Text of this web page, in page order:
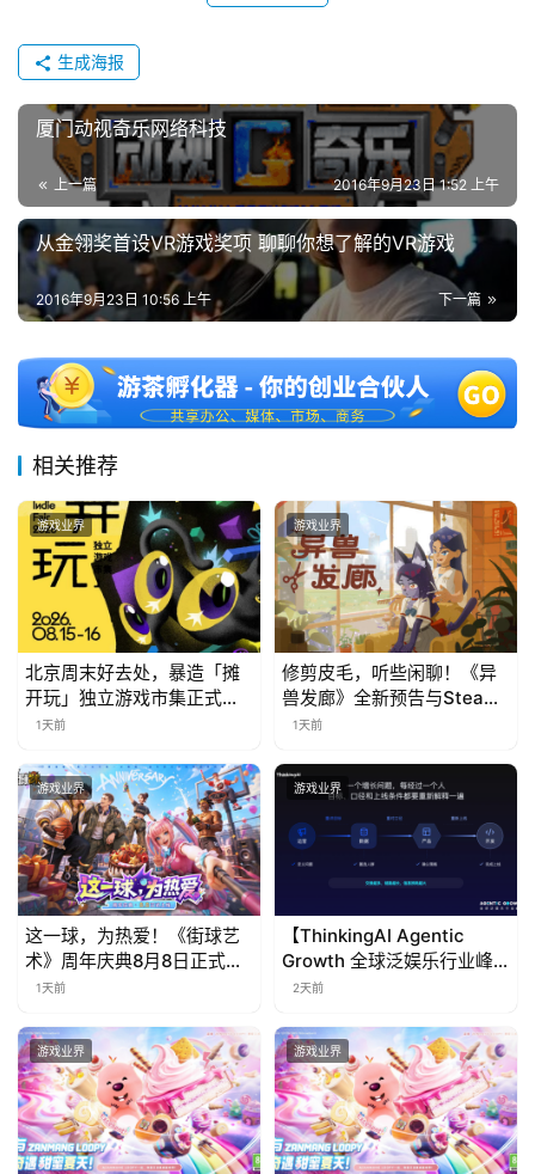
会
海
站
中
文
中
国
)
生成海报
厦门动视奇乐网络科技
上一篇 2016年9月23日 1:52 上午
从金翎奖首设VR游戏奖项 聊聊你想了解的VR游戏
下一篇
2016年9月23日 10:56 上午
相关推荐
游戏业界
北京周末好去处，暴造「摊
开玩」独立游戏市集正式开
票！
1天前
游戏业界
修剪皮毛，听些闲聊！《异
兽发廊》全新预告与Steam
免费试玩公开
1天前
游戏业界
这一球，为热爱！《街球艺
术》周年庆典8月8日正式上
线，多重福利与全新内容同
1天前
游戏业界
【ThinkingAI Agentic
Growth 全球泛娱乐行业峰
会】Agent 时代，人到底负
2天前
游戏业界 游戏业界